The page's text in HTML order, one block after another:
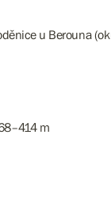
u Berouna
m